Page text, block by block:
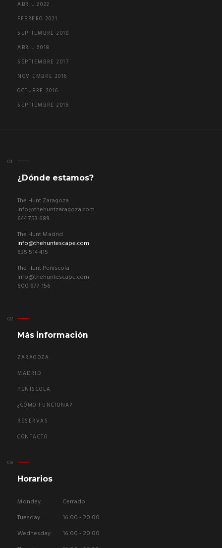
ABRIL 2022
FEBRERO 2021
SEPTIEMBRE 2018
ABRIL 2018
SEPTIEMBRE 2017
NOVIEMBRE 2016
OCTUBRE 2016
SEPTIEMBRE 2016
¿Dónde estamos?
The Hunt Zaragoza.
info@thehuntzaragoza.com
644 753 689
The Hunt Madrid
info@thehuntescape.com
635 514 415
The Hunt Peñíscola
info@thehuntescape.com
600 877 156
Más información
ZARAGOZA
MADRID
PEÑÍSCOLA
¿CÓMO FUNCIONA?
RESERVAS
CONTACTO
Horarios
Monday:
Cerrado
Tuesday:
16:00 - 20:00
Wednesday:
16:00 - 20:00